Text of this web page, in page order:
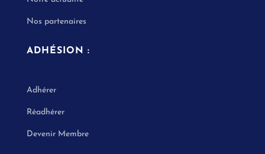
Nos partenaires
ADHÉSION :
Adhérer
Réadhérer
Devenir Membre